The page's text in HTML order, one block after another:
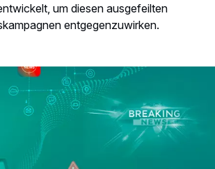
um diesen ausgefeilten
entgegenzuwirken.